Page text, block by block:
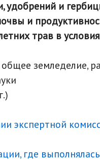
удобрений и
и
трав в
земледелие,
экспертной
где